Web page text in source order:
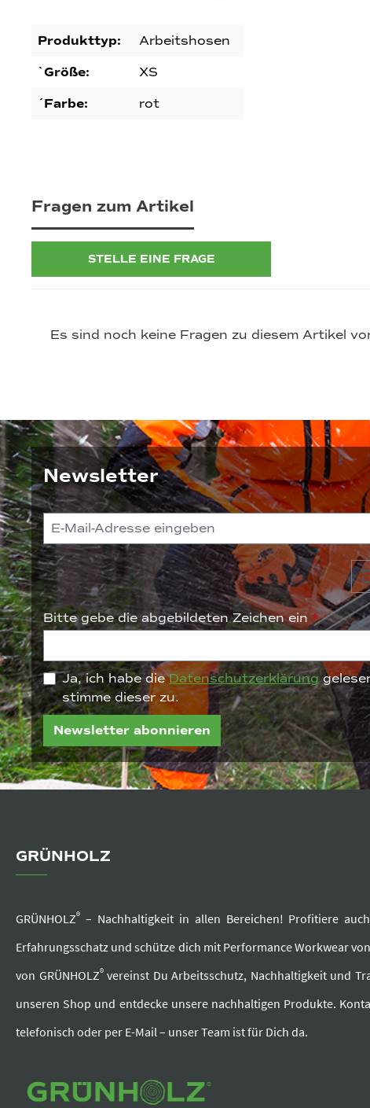
Produkttyp:
Arbeitshosen
`Größe:
XS
´Farbe:
rot
Fragen zum Artikel
STELLE EINE FRAGE
Es sind noch keine Fragen zu diesem Artikel
Newsletter
Bitte gebe die abgebildeten Zeichen ein*
Ja, ich habe dieDatenschutzerklärung
stimme dieser zu.
Newsletter abonnieren
GRÜNHOLZ
GRÜNHOLZ® – Nachhaltigkeit in allen Bereichen! Profitiere
Erfahrungsschatz und schütze dich mit Performance Workwear von
von GRÜNHOLZ®vereinst Du Arbeitsschutz, Nachhaltigkeit und
unseren Shop und entdecke unsere nachhaltigen Produkte.
telefonisch oder per E-Mail – unser Team ist für Dich da.